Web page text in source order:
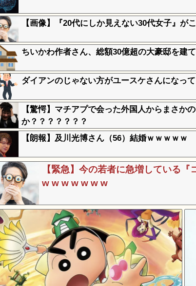
【画像】『20代にしか見えない30代女子』
ちいかわ作者さん、総額30億超の大豪邸を建
ダイアンのじゃない方がユースケさんになっ
【驚愕】マチアプで会った外国人からまさか
か？？？？？？？
【朗報】及川光博さん（56）結婚ｗｗｗｗｗ
【緊急】今の若者に急増している
w w w w w w w